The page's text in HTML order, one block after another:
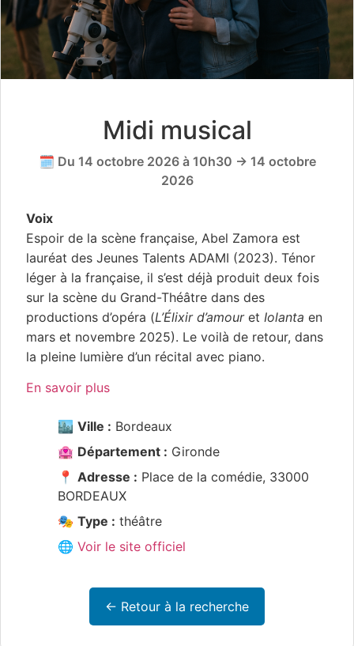
Midi musical
🗓️ Du 14 octobre 2026 à 10h30 → 14 octobre
2026
Voix
Espoir de la scène française, Abel Zamora est
lauréat des Jeunes Talents ADAMI (2023). Ténor
léger à la française, il s’est déjà produit deux fois
sur la scène du Grand-Théâtre dans des
productions d’opéra (L’Élixir d’amouret Iolanta en
mars et novembre 2025). Le voilà de retour, dans
la pleine lumière d’un récital avec piano.
En savoir plus
🏙️ Ville : Bordeaux
🏩 Département : Gironde
📍 Adresse : Place de la comédie, 33000
BORDEAUX
🎭 Type : théâtre
🌐 Voir le site officiel
← Retour à la recherche